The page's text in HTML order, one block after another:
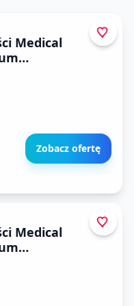
Medical
Zobacz ofertę
Medical